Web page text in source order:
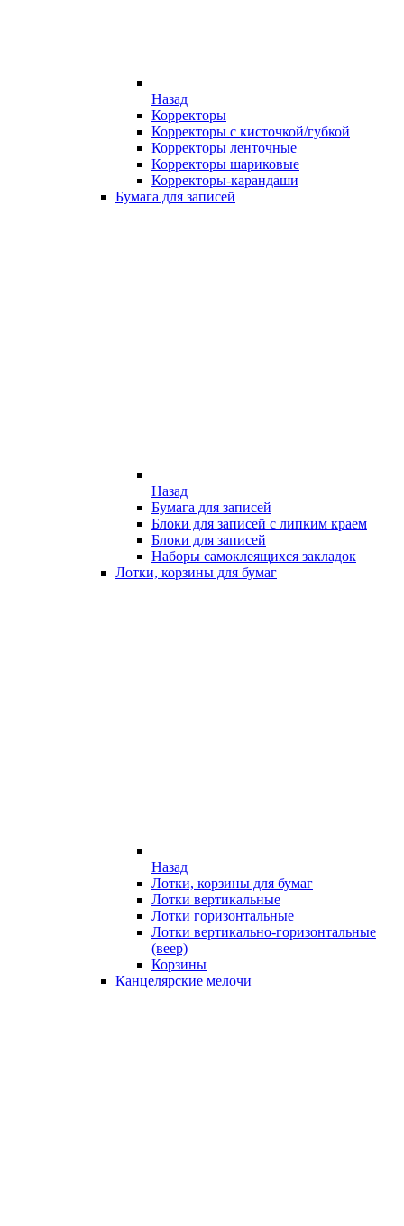
Назад
Корректоры
Корректоры с кисточкой/губкой
Корректоры ленточные
Корректоры шариковые
Корректоры-карандаши
Бумага для записей
Назад
Бумага для записей
Блоки для записей с липким краем
Блоки для записей
Наборы самоклеящихся закладок
Лотки, корзины для бумаг
Назад
Лотки, корзины для бумаг
Лотки вертикальные
Лотки горизонтальные
Лотки вертикально-горизонтальные
(веер)
Корзины
Канцелярские мелочи